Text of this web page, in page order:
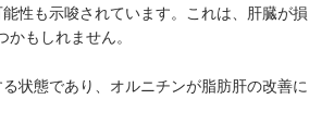
性も示唆されています。これは、肝臓が損
もしれません。
状態であり、オルニチンが脂肪肝の改善に